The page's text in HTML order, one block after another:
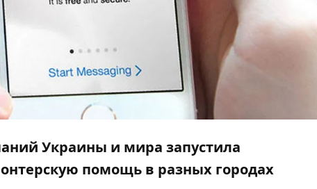
Украины и мира запустила
помощь в разных городах